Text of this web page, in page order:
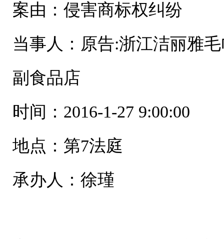
案由：侵害商标权纠纷
当事人：原告:浙江洁丽雅
副食品店
时间：2016-1-27 9:00:00
地点：第7法庭
承办人：徐瑾